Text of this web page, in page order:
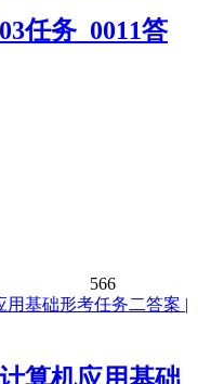
任务_0011答
566